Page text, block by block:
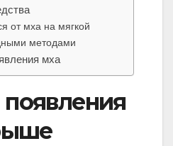
от мха на мягкой
методами
мха